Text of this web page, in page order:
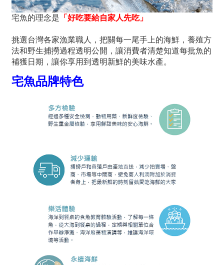
宅魚的理念是 「好吃要給自家人先吃」
挑選台灣各家漁業職人，把關每一尾手上的海鮮，養殖方
法和野生捕撈過程透明公開，讓消費者清楚知道每批魚的
補獲日期，讓你享用到透明新鮮的美味水產。
宅魚品牌特色